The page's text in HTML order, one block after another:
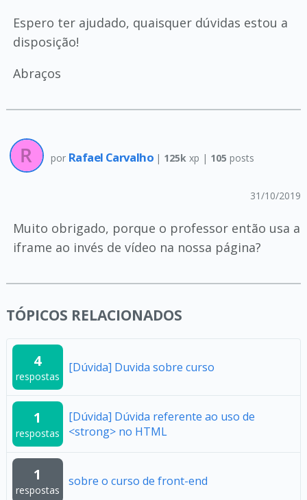
Espero ter ajudado, quaisquer dúvidas estou a
disposição!
Abraços
por Rafael Carvalho | 125k xp | 105 posts
31/10/2019
Muito obrigado, porque o professor então usa a
iframe ao invés de vídeo na nossa página?
TÓPICOS RELACIONADOS
4
respostas
[Dúvida] Duvida sobre curso
1
respostas
[Dúvida] Dúvida referente ao uso de
<strong> no HTML
1
respostas
sobre o curso de front-end